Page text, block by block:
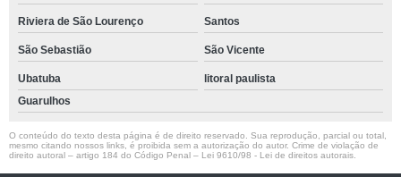
Riviera de São Lourenço Santos
São Sebastião São Vicente
Ubatuba
litoral paulista
Guarulhos
O conteúdo do texto desta página é de direito reservado. Sua reprodução, parcial ou total,
mesmo citando nossos links, é proibida sem a autorização do autor. Crime de violação de
direito autoral – artigo 184 do Código Penal – Lei 9610/98 - Lei de direitos autorais